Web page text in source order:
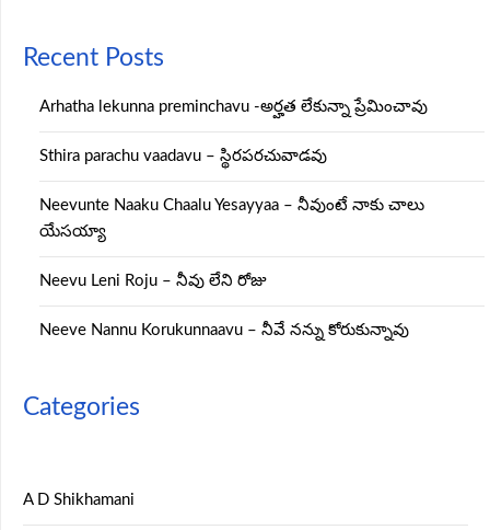
Recent Posts
Arhatha lekunna preminchavu -అర్హత లేకున్నా ప్రేమించావు
Sthira parachu vaadavu – స్థిరపరచువాడవు
Neevunte Naaku Chaalu Yesayyaa – నీవుంటే నాకు చాలు
యేసయ్యా
Neevu Leni Roju – నీవు లేని రోజు
Neeve Nannu Korukunnaavu – నీవే నన్ను కోరుకున్నావు
Categories
A D Shikhamani